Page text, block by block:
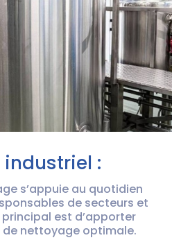
:
s’appuie au quotidien
de secteurs et
est d’apporter
de nettoyage optimale.